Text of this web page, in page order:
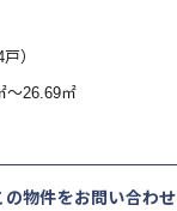
）
～26.69㎡
の物件をお問い合わせ